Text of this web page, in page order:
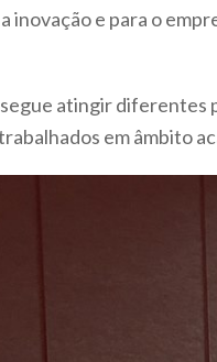
inovação e para o
atingir diferentes
em âmbito